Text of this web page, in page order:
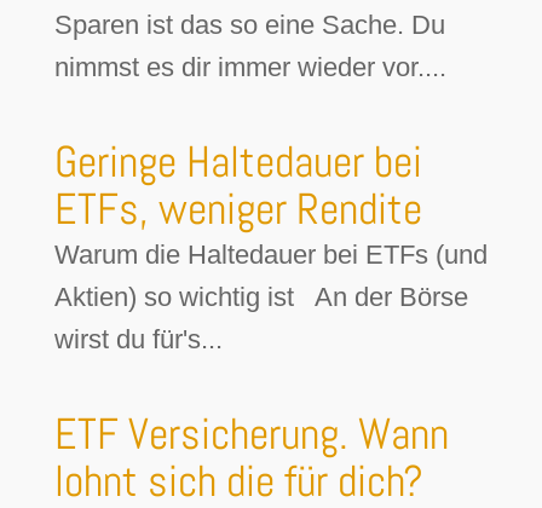
Sparen ist das so eine Sache. Du
nimmst es dir immer wieder vor....
Geringe Haltedauer bei
ETFs, weniger Rendite
Warum die Haltedauer bei ETFs (und
Aktien) so wichtig ist An der Börse
wirst du für's...
ETF Versicherung. Wann
lohnt sich die für dich?